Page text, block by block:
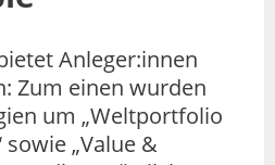
Anleger:innen
Zum einen wurden
um „Weltportfolio
sowie „Value &